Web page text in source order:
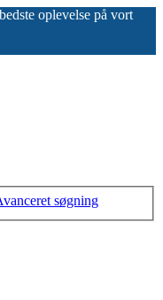
oplevelse på vort
søgning